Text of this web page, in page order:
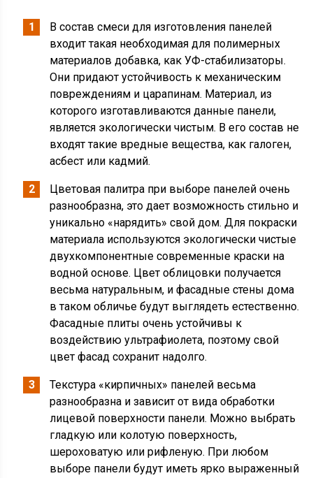
В состав смеси для изготовления панелей
входит такая необходимая для полимерных
материалов добавка, как УФ-стабилизаторы.
Они придают устойчивость к механическим
повреждениям и царапинам. Материал, из
которого изготавливаются данные панели,
является экологически чистым. В его состав не
входят такие вредные вещества, как галоген,
асбест или кадмий.
Цветовая палитра при выборе панелей очень
разнообразна, это дает возможность стильно и
уникально «нарядить» свой дом. Для покраски
материала используются экологически чистые
двухкомпонентные современные краски на
водной основе. Цвет облицовки получается
весьма натуральным, и фасадные стены дома
в таком обличье будут выглядеть естественно.
Фасадные плиты очень устойчивы к
воздействию ультрафиолета, поэтому свой
цвет фасад сохранит надолго.
Текстура «кирпичных» панелей весьма
разнообразна и зависит от вида обработки
лицевой поверхности панели. Можно выбрать
гладкую или колотую поверхность,
шероховатую или рифленую. При любом
выборе панели будут иметь ярко выраженный